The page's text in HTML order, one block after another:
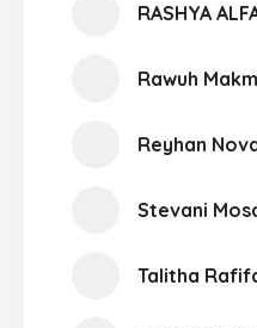
RASHYA
Rawuh
Reyhan
Stevani
Talitha